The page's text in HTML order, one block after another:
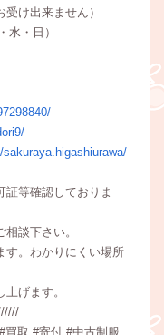
け出来ません）
・日）
等確認しておりま
談下さい。
す。わかりにくい場所
げます。
買取 #寄付 #中古制服